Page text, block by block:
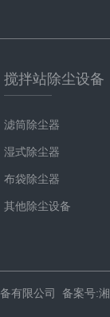
搅拌站除尘设备
滤筒除尘器
湿式除尘器
布袋除尘器
其他除尘设备
有限公司 备案号: